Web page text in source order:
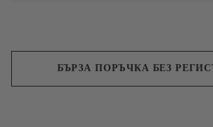
БЪРЗА ПОРЪЧКА БЕЗ